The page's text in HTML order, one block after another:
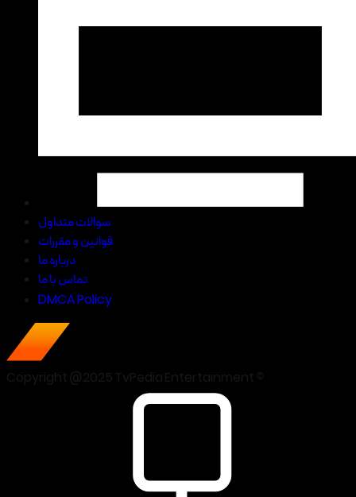
سوالات متداول
قوانین و مقررات
درباره ما
تماس با ما
DMCA Policy